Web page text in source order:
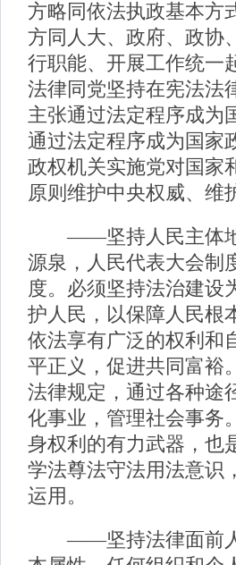
方略同依法执政基本方
方同人大、政府、政协
行职能、开展工作统一
法律同党坚持在宪法法
主张通过法定程序成为
通过法定程序成为国家
政权机关实施党对国家
原则维护中央权威、维
——坚持人民主体地
源泉，人民代表大会制
度。必须坚持法治建设
护人民，以保障人民根
依法享有广泛的权利和
平正义，促进共同富裕
法律规定，通过各种途
化事业，管理社会事务
身权利的有力武器，也
学法尊法守法用法意识
运用。
——坚持法律面前人